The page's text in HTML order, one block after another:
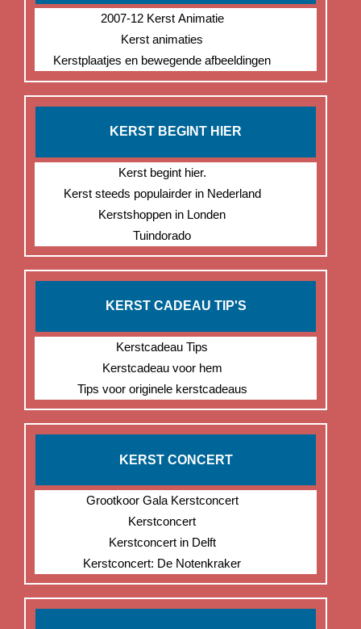
2007-12 Kerst Animatie
Kerst animaties
Kerstplaatjes en bewegende afbeeldingen
KERST BEGINT HIER
Kerst begint hier.
Kerst steeds populairder in Nederland
Kerstshoppen in Londen
Tuindorado
KERST CADEAU TIP'S
Kerstcadeau Tips
Kerstcadeau voor hem
Tips voor originele kerstcadeaus
KERST CONCERT
Grootkoor Gala Kerstconcert
Kerstconcert
Kerstconcert in Delft
Kerstconcert: De Notenkraker